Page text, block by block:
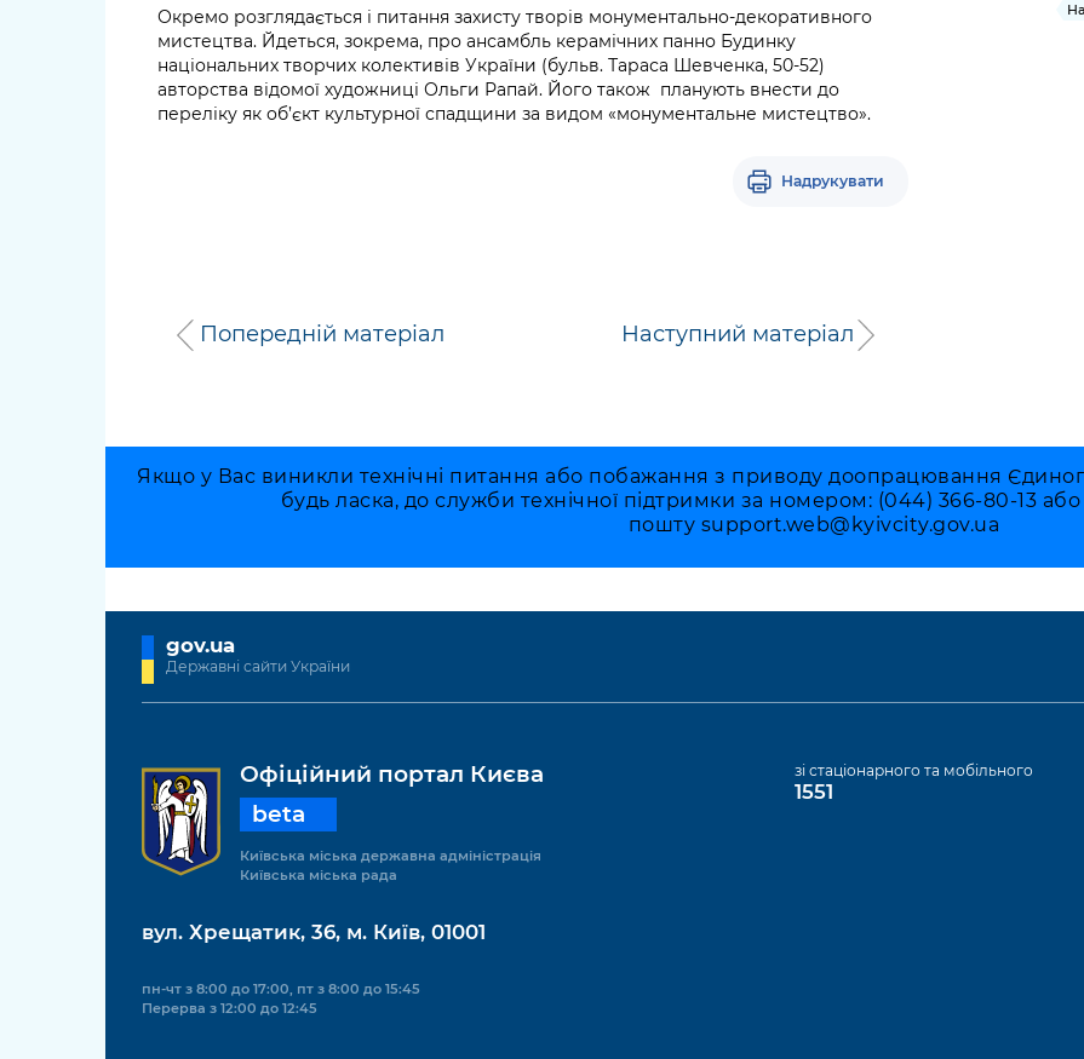
Окремо розглядається і питання захисту творів монументально-декоративного
мистецтва. Йдеться, зокрема, про ансамбль керамічних панно Будинку
національних творчих колективів України (бульв. Тараса Шевченка, 50-52)
авторства відомої художниці Ольги Рапай. Його також планують внести до
переліку як об’єкт культурної спадщини за видом «монументальне мистецтво».
Надрукувати
Попередній матеріал Наступний матеріал
Якщо у Вас виникли технічні питання або побажання з приводу доопрацювання
будь ласка, до служби технічної підтримки за номером: (044) 366-80-13
пошту support.web@kyivcity.gov.ua
gov.ua
Державні сайти України
Офіційний портал Києва
beta
Київська міська державна адміністрація
Київська міська рада
вул. Хрещатик, 36, м. Київ, 01001
пн-чт з 8:00 до 17:00, пт з 8:00 до 15:45
Перерва з 12:00 до 12:45
зі стаціонарного та мобільного
1551